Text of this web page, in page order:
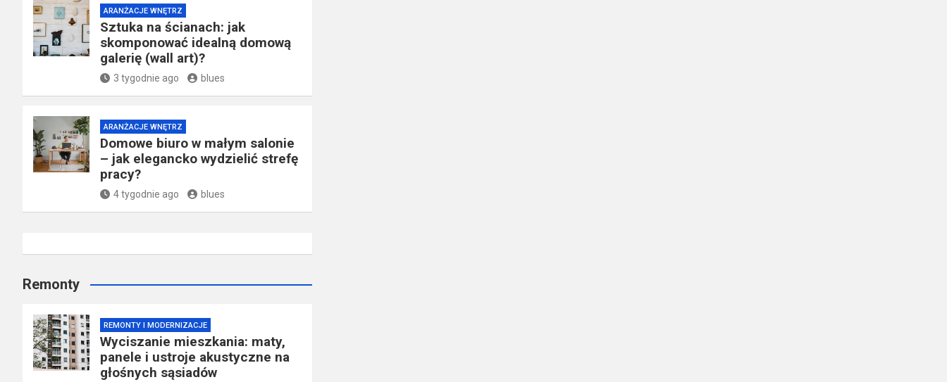
ARANŻACJE WNĘTRZ
Sztuka na ścianach: jak
skomponować idealną domową
galerię (wall art)?
3 tygodnie ago blues
ARANŻACJE WNĘTRZ
Domowe biuro w małym salonie
– jak elegancko wydzielić strefę
pracy?
4 tygodnie ago blues
Remonty
REMONTY I MODERNIZACJE
Wyciszanie mieszkania: maty,
panele i ustroje akustyczne na
głośnych sąsiadów